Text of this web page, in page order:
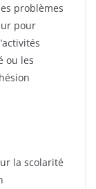
problèmes
pour
ou les
la scolarité